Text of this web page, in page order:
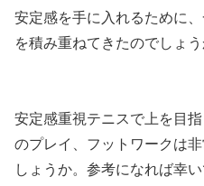
安定感を手に入れるために
を積み重ねてきたのでしょう
安定感重視テニスで上を目
のプレイ、フットワークは
しょうか。参考になれば幸い